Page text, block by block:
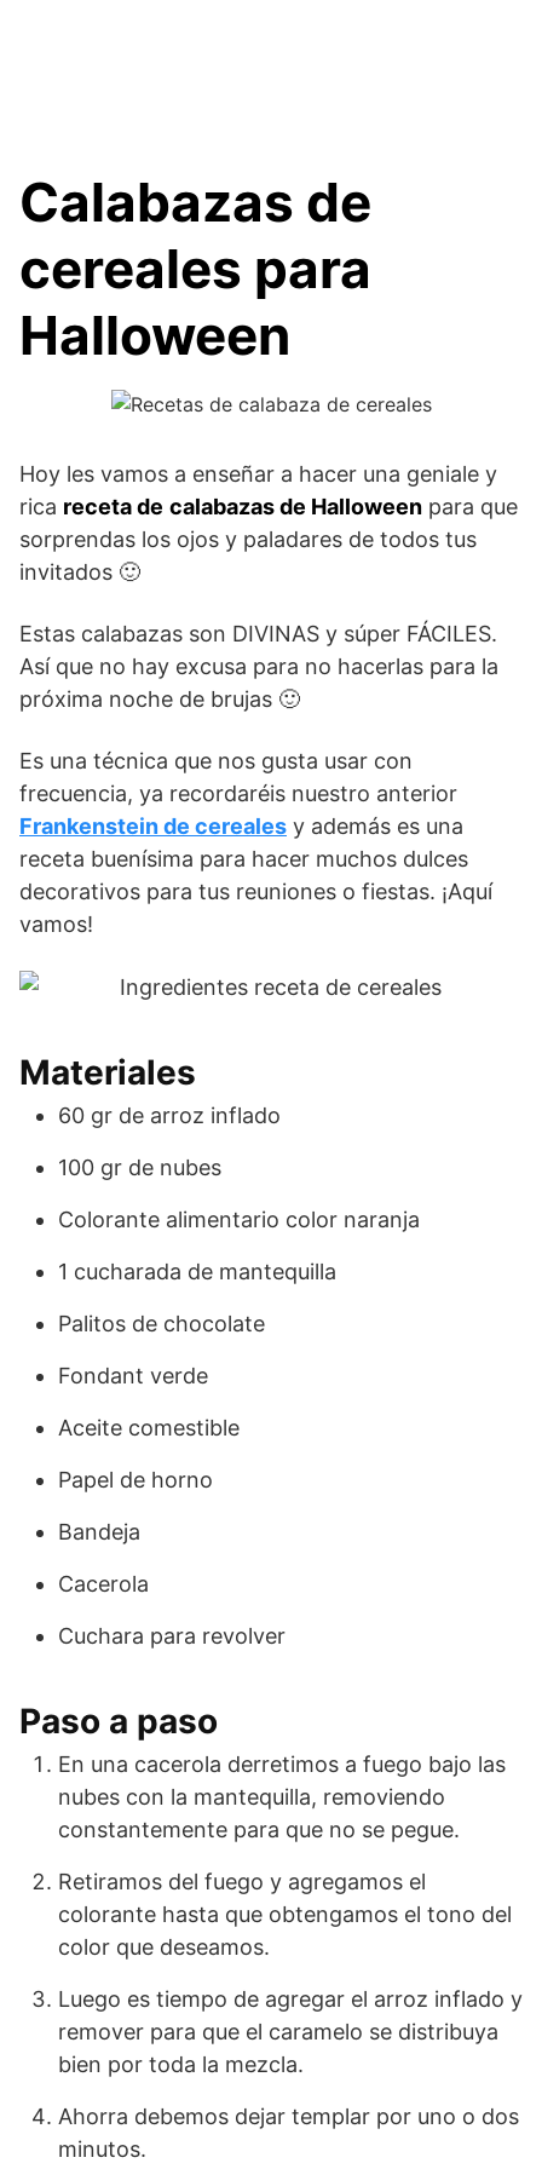
Calabazas de
cereales para
Halloween
Hoy les vamos a enseñar a hacer una geniale y
rica receta de calabazas de Halloween para que
sorprendas los ojos y paladares de todos tus
invitados 🙂
Estas calabazas son DIVINAS y súper FÁCILES.
Así que no hay excusa para no hacerlas para la
próxima noche de brujas 🙂
Es una técnica que nos gusta usar con
frecuencia, ya recordaréis nuestro anterior
Frankenstein de cereales y además es una
receta buenísima para hacer muchos dulces
decorativos para tus reuniones o fiestas. ¡Aquí
vamos!
Materiales
60 gr de arroz inflado
100 gr de nubes
Colorante alimentario color naranja
1 cucharada de mantequilla
Palitos de chocolate
Fondant verde
Aceite comestible
Papel de horno
Bandeja
Cacerola
Cuchara para revolver
Paso a paso
En una cacerola derretimos a fuego bajo las
nubes con la mantequilla, removiendo
constantemente para que no se pegue.
Retiramos del fuego y agregamos el
colorante hasta que obtengamos el tono del
color que deseamos.
Luego es tiempo de agregar el arroz inflado y
remover para que el caramelo se distribuya
bien por toda la mezcla.
Ahorra debemos dejar templar por uno o dos
minutos.